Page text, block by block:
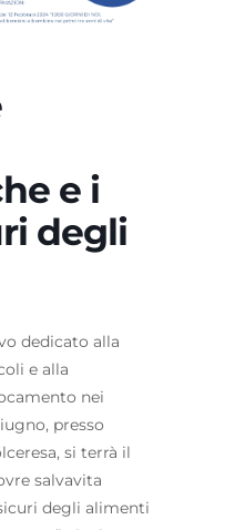
e i
degli
dedicato alla
e alla
nei
presso
si terrà il
salvavita
degli alimenti